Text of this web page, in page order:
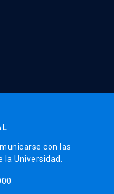
con las
Universidad.